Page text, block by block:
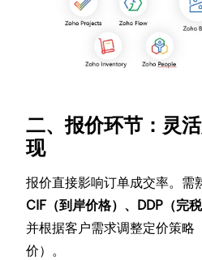
二、报价环节：灵
现
报价直接影响订单成交率。需
CIF（到岸价格）、DDP（完
并根据客户需求调整定价策略
价）。